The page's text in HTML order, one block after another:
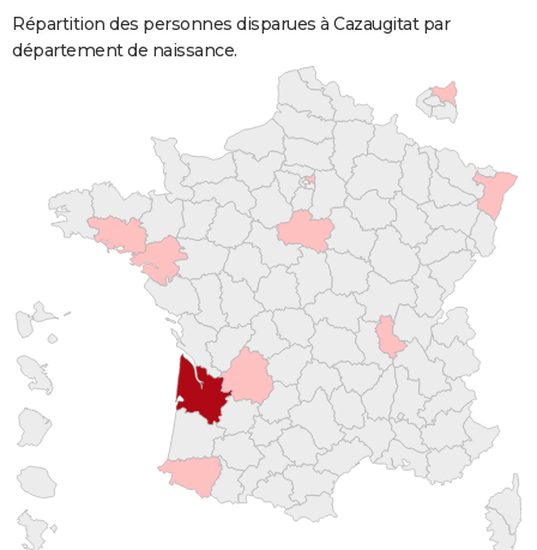
Répartition des personnes disparues à Cazaugitat par
département de naissance.